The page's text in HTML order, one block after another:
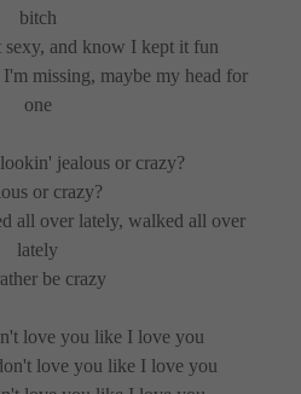
bitch
and know I kept it fun
missing, maybe my head for
one
jealous or crazy?
or crazy?
all over lately, walked all over
lately
be crazy
love you like I love you
love you like I love you